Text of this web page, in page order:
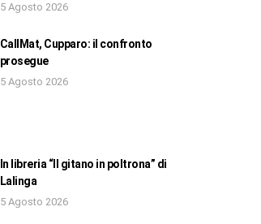
5 Agosto 2026
CallMat, Cupparo: il confronto
prosegue
5 Agosto 2026
In libreria “Il gitano in poltrona” di
Lalinga
5 Agosto 2026